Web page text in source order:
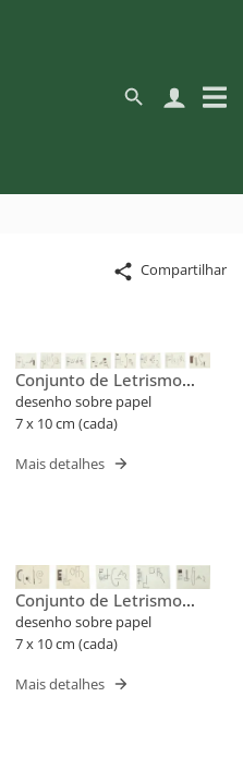
Compartilhar
Conjunto de Letrismo
Para Nomes Próprios
(Flusser)
desenho sobre papel
7 x 10 cm (cada)
Mais detalhes
Conjunto de Letrismo
Para Nomes Próprios
(Cris, Edgar)
desenho sobre papel
7 x 10 cm (cada)
Mais detalhes